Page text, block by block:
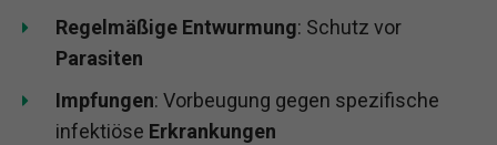
Regelmäßige Entwurmung: Schutz vor
Parasiten
Impfungen: Vorbeugung gegen spezifische
infektiöse Erkrankungen